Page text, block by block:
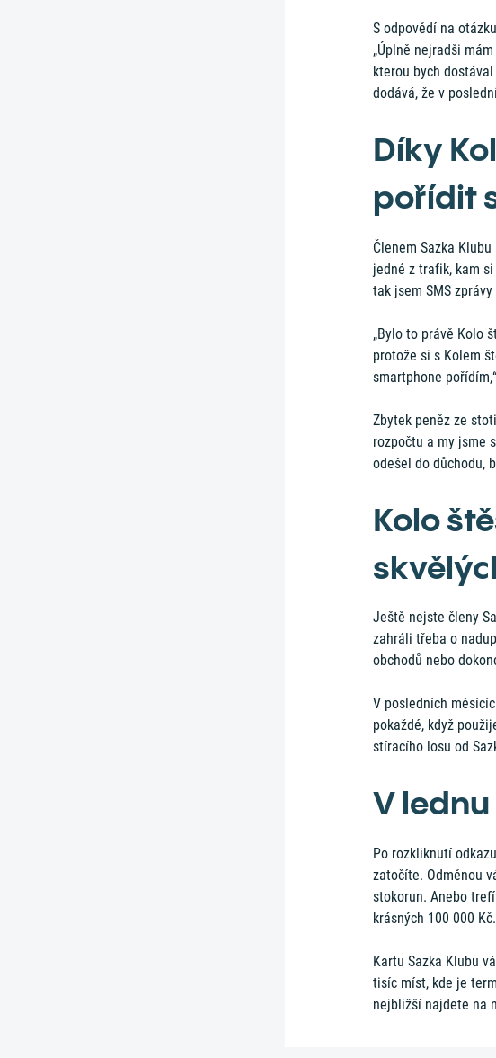
S odpovědí na
„Úplně nejradši
kterou bych
dodává, že v
Díky
pořídit
Členem Sazka
jedné z trafik, kam
tak jsem SMS
„Bylo to právě Kolo
protože si s Kolem
smartphone
Zbytek peněz ze
rozpočtu a my jsme
odešel do důchodu,
Kolo
Ještě nejste členy
zahráli třeba o
obchodů nebo
V posledních
pokaždé, když
stíracího losu od
V lednu
Po rozkliknutí
zatočíte. Odměnou
stokorun. Anebo
krásných 100 000 Kč.
Kartu Sazka Klubu
tisíc míst, kde je
nejbližší najdete na